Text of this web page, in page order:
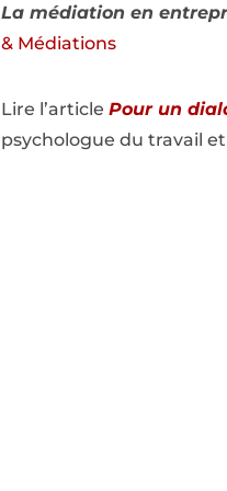
La médiation en
& Médiations
Lire l’article Pour un
psychologue du travail